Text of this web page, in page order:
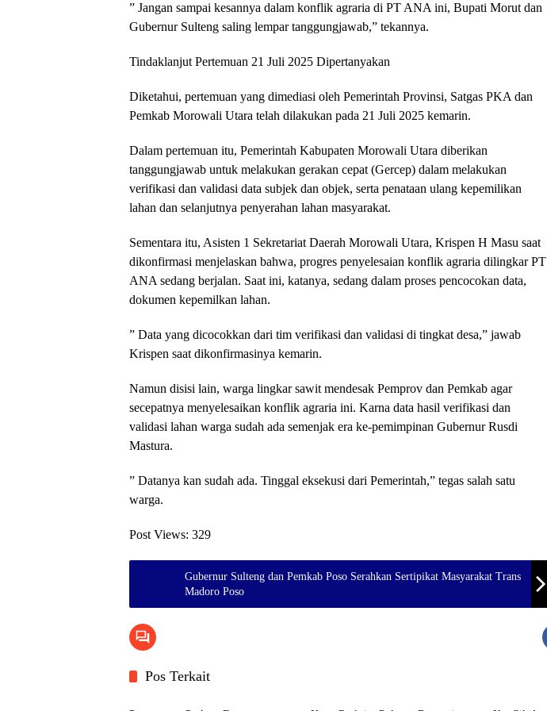
” Jangan sampai kesannya dalam konflik agraria di PT ANA ini, Bupati Morut dan
Gubernur Sulteng saling lempar tanggungjawab,” tekannya.
Tindaklanjut Pertemuan 21 Juli 2025 Dipertanyakan
Diketahui, pertemuan yang dimediasi oleh Pemerintah Provinsi, Satgas PKA dan
Pemkab Morowali Utara telah dilakukan pada 21 Juli 2025 kemarin.
Dalam pertemuan itu, Pemerintah Kabupaten Morowali Utara diberikan
tanggungjawab untuk melakukan gerakan cepat (Gercep) dalam melakukan
verifikasi dan validasi data subjek dan objek, serta penataan ulang kepemilikan
lahan dan selanjutnya penyerahan lahan masyarakat.
Sementara itu, Asisten 1 Sekretariat Daerah Morowali Utara, Krispen H Masu saat
dikonfirmasi menjelaskan bahwa, progres penyelesaian konflik agraria dilingkar PT
ANA sedang berjalan. Saat ini, katanya, sedang dalam proses pencocokan data,
dokumen kepemilkan lahan.
” Data yang dicocokkan dari tim verifikasi dan validasi di tingkat desa,” jawab
Krispen saat dikonfirmasinya kemarin.
Namun disisi lain, warga lingkar sawit mendesak Pemprov dan Pemkab agar
secepatnya menyelesaikan konflik agraria ini. Karna data hasil verifikasi dan
validasi lahan warga sudah ada semenjak era ke-pemimpinan Gubernur Rusdi
Mastura.
” Datanya kan sudah ada. Tinggal eksekusi dari Pemerintah,” tegas salah satu
warga.
Post Views: 329
Gubernur Sulteng dan Pemkab Poso Serahkan Sertipikat Masyarakat Trans
Madoro Poso
Pos Terkait
Umum